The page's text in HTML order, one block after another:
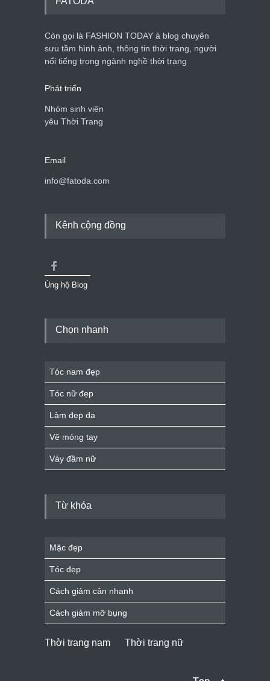
Mẫu áo khoác đẹp cho phụ
nữ 40+
Còn gọi là FASHION TODAY à blog chuyên
sưu tầm hình ảnh, thông tin thời trang, người
nổi tiếng trong ngành nghề thời trang
Phát triển
Nhóm sinh viên
yêu Thời Trang
Email
info@fatoda.com
Kênh cộng đồng
Ủng hộ Blog
Chọn nhanh
Tóc nam đẹp
Tóc nữ đẹp
Làm đẹp da
Vẽ móng tay
Váy đầm nữ
Từ khóa
Mặc đẹp
Tóc đẹp
Cách giảm cân nhanh
Cách giảm mỡ bụng
Thời trang nam Thời trang nữ